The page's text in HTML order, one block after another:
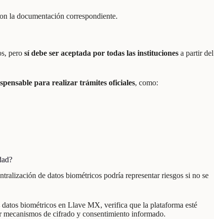
la documentación correspondiente.
pero sí debe ser aceptada por todas las instituciones a partir del
para realizar trámites oficiales, como:
de datos biométricos podría representar riesgos si no se
datos biométricos en Llave MX, verifica que la plataforma esté
de cifrado y consentimiento informado.